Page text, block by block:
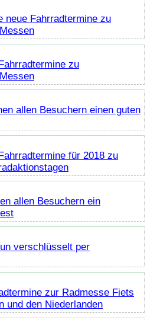
neue Fahrradtermine zu
zu
allen Besuchern einen guten
für 2018 zu
allen Besuchern ein
verschlüsselt per
zur Radmesse Fiets
und den Niederlanden